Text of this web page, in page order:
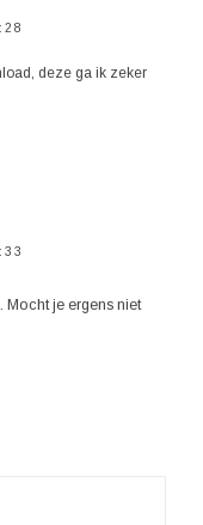
deze ga ik zeker
Mocht je ergens niet